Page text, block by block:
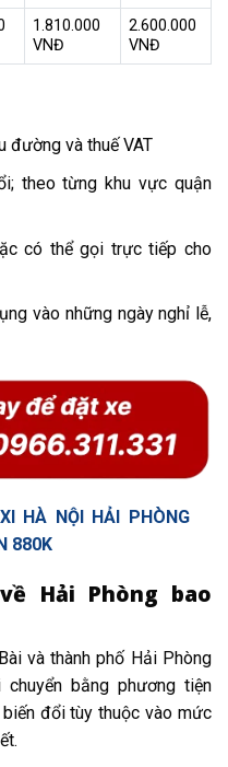
1.810.000
VNĐ
2.600.000
VNĐ
đường và thuế VAT
theo từng khu vực quận
có thể gọi trực tiếp cho
vào những ngày nghỉ lễ,
HÀ NỘI HẢI PHÒNG
880K
Hải Phòng bao
và thành phố Hải Phòng
bằng phương tiện
đổi tùy thuộc vào mức